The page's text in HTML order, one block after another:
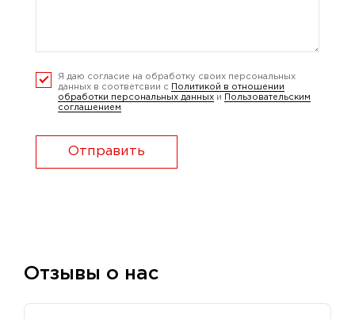
Я даю согласие на обработку своих персональных
данных в соответсвии с
Политикой в отношении
обработки персональных данных и
Пользовательским
соглашением
Отправить
Отзывы о нас